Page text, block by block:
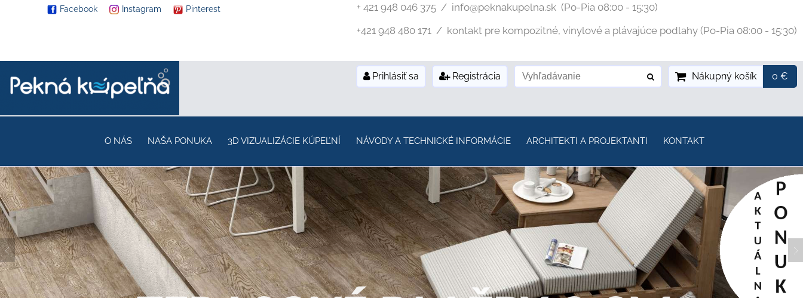
Facebook Instagram Pinterest + 421 948 046 375 / info@peknakupelna.sk (Po-Pia 08:00 - 15:30)
+421 948 480 171 / kontakt pre kompozitné, vinylové a plávajúce podlahy (Po-Pia 08:00 - 15:30)
Prihlásiť sa Registrácia Nákupný košík 0 €
O NÁS NAŠA PONUKA 3D VIZUALIZÁCIE KÚPEĽNÍ NÁVODY A TECHNICKÉ INFORMÁCIE ARCHITEKTI A PROJEKTANTI KONTAKT